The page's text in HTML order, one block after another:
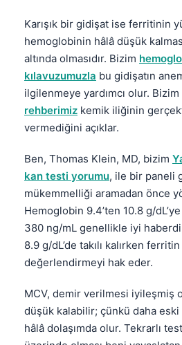
Karışık bir gidişat ise ferritinin
hemoglobinin hâlâ düşük
altında olmasıdır. Bizim
kılavuzumuzla bu gidişatın
ilgilenmeye yardımcı olur. Bizim
rehberimiz kemik iliğinin
vermediğini açıklar.
Ben, Thomas Klein, MD, bizim
kan testi yorumu, ile bir paneli
mükemmelliği aramadan önce
Hemoglobin 9.4’ten 10.8 g/
380 ng/mL genellikle iyi
8.9 g/dL’de takılı kalırken
değerlendirmeyi hak eder.
MCV, demir verilmesi iyileşmiş
düşük kalabilir; çünkü daha
hâlâ dolaşımda olur. Tekrarlı